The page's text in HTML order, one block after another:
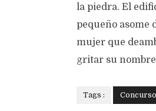
la piedra. El
pequeño asome
mujer que
gritar su
Tags :